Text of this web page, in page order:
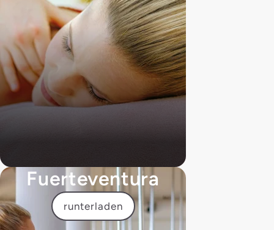
Fuerteventura
runterladen